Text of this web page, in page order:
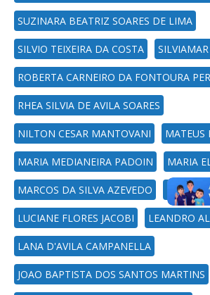
SUZINARA BEATRIZ SOARES DE LIMA
SILVIO TEIXEIRA DA COSTA
ROBERTA CARNEIRO DA FONTOURA
RHEA SILVIA DE AVILA SOARES
NILTON CESAR MANTOVANI MATEUS
MARIA MEDIANEIRA PADOIN MARIA
MARCOS DA SILVA AZEVEDO MARCIA
LUCIANE FLORES JACOBI LEANDRO
LANA D'AVILA CAMPANELLA
JOAO BAPTISTA DOS SANTOS MARTINS